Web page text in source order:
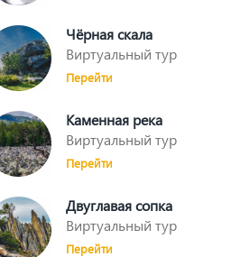
Чёрная скала
Виртуальный тур
Перейти
Каменная река
Виртуальный тур
Перейти
Двуглавая сопка
Виртуальный тур
Перейти